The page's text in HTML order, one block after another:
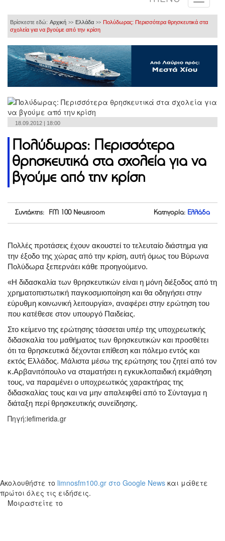
Βρίσκεστε εδώ: Αρχική >> Ελλάδα >> Πολύδωρας: Περισσότερα θρησκευτικά στα
σχολεία για να βγούμε από την κρίση
18.09.2012 | 18:00
Πολύδωρας: Περισσότερα
θρησκευτικά στα σχολεία για να
βγούμε από την κρίση
Συντάκτης: FM 100 Newsroom Κατηγορία: Ελλάδα
Πολλές προτάσεις έχουν ακουστεί το τελευταίο διάστημα για
την έξοδο της χώρας από την κρίση, αυτή όμως του Βύρωνα
Πολύδωρα ξεπερνάει κάθε προηγούμενο.
«Η διδασκαλία των θρησκευτικών είναι η μόνη διέξοδος από τη
χρηματοπιστωτική παγκοσμιοποίηση και θα οδηγήσει στην
εύρυθμη κοινωνική λειτουργία», αναφέρει στην ερώτηση του
που κατέθεσε στον υπουργό Παιδείας.
Στο κείμενο της ερώτησης τάσσεται υπέρ της υποχρεωτικής
διδασκαλία του μαθήματος των θρησκευτικών και προσθέτει
ότι τα θρησκευτικά δέχονται επίθεση και πόλεμο εντός και
εκτός Ελλάδος. Μάλιστα μέσω της ερώτησης του ζητεί από τον
κ.Αρβανιτόπουλο να σταματήσει η εγκυκλοπαιδική εκμάθηση
τους, να παραμένει ο υποχρεωτικός χαρακτήρας της
διδασκαλίας τους και να μην απαλειφθεί από το Σύνταγμα η
διάταξη περί θρησκευτικής συνείδησης.
Πηγή:iefimerida.gr
Ακολουθήστε το limnosfm100.gr στο Google News και μάθετε
πρώτοι όλες τις ειδήσεις.
Μοιραστείτε το